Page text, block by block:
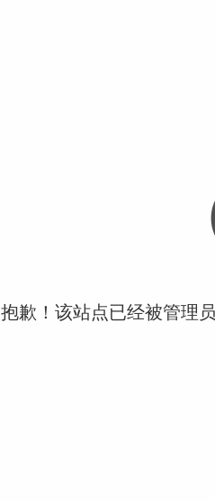
抱歉！该站点已经被管理